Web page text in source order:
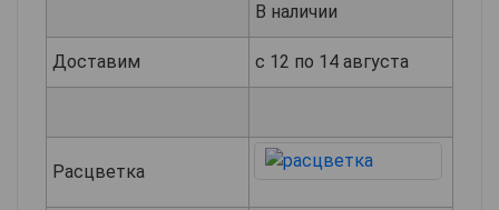
В наличии
Доставим с 12 по 14 августа
Расцветка